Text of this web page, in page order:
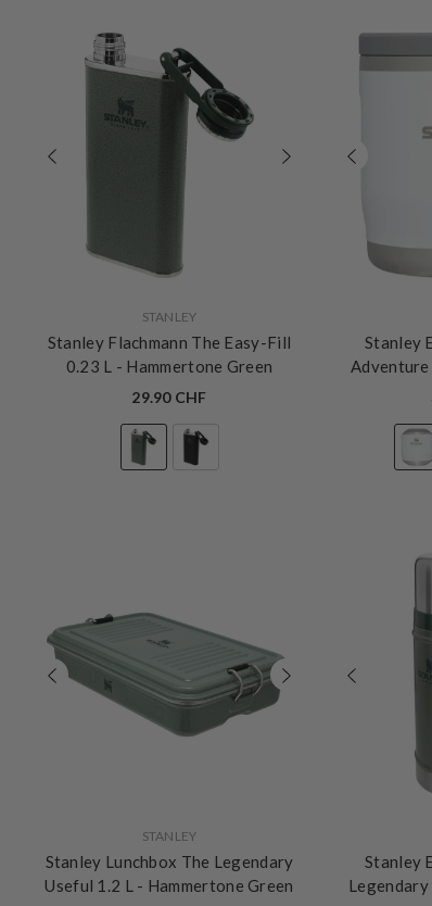
STANLEY
Stanley Flachmann The Easy-Fill
0.23 L - Hammertone Green
29.90 CHF
Stanley
Adventure
STANLEY
Stanley Lunchbox The Legendary
Useful 1.2 L - Hammertone Green
Stanley
Legendary